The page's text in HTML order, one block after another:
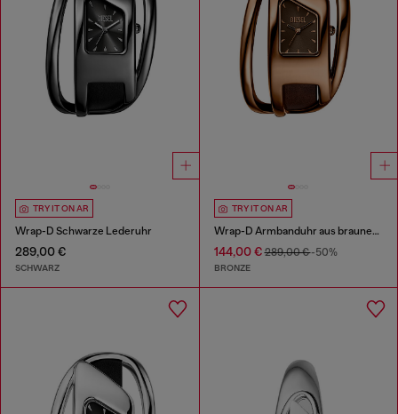
TRY IT ON AR
Wrap-D Schwarze Lederuhr
289,00 €
SCHWARZ
TRY IT ON AR
Wrap-D Armbanduhr aus braunem Leder
144,00 €289,00 €-50%
BRONZE